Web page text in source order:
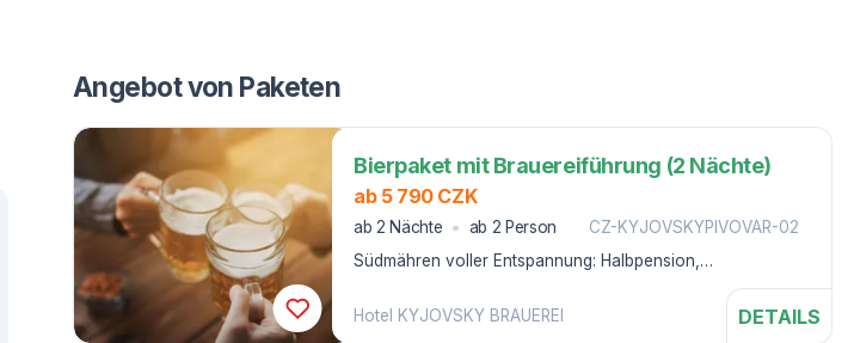
Angebot von Paketen
Bierpaket mit Brauereiführung (2 Nächte)
ab 5 790 CZK
ab 2 Nächte ab 2 Person
CZ-KYJOVSKYPIVOVAR-02
Südmähren voller Entspannung: Halbpension,
Hotel KYJOVSKY BRAUEREI
DETAILS